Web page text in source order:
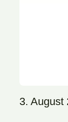
3. August